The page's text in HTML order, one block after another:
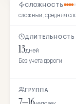
СЛОЖНОСТЬ
сложный, средняя
ДЛИТЕЛЬНОСТЬ
13дней
Без учета дороги
ГРУППА